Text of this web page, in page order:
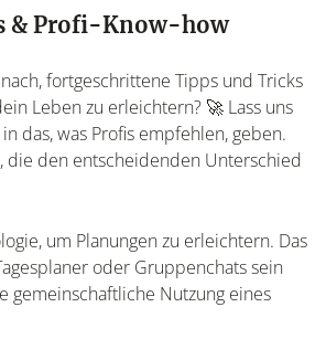
& Profi-Know-how
fortgeschrittene Tipps und Tricks
Leben zu erleichtern? 🚀 Lass uns
das, was Profis empfehlen, geben.
die den entscheidenden Unterschied
um Planungen zu erleichtern. Das
oder Gruppenchats sein
gemeinschaftliche Nutzung eines